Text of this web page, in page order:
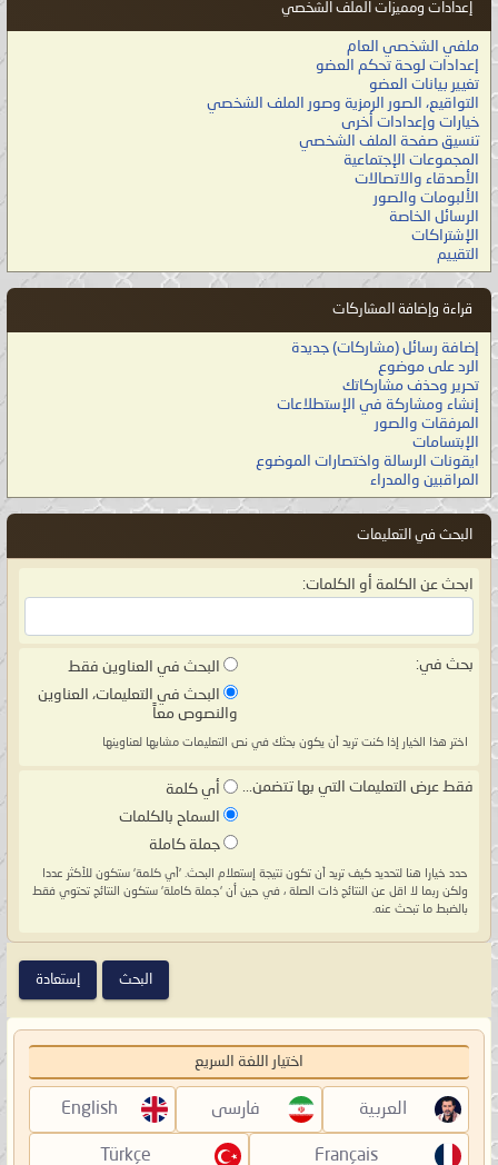
إعدادات ومميزات الملف الشخصي
ملفي الشخصي العام
إعدادات لوحة تحكم العضو
تغيير بيانات العضو
التواقيع، الصور الرمزية وصور الملف الشخصي
خيارات وإعدادات أخرى
تنسيق صفحة الملف الشخصي
المجموعات الإجتماعية
الأصدقاء والاتصالات
الألبومات والصور
الرسائل الخاصة
الإشتراكات
التقييم
قراءة وإضافة المشاركات
إضافة رسائل (مشاركات) جديدة
الرد على موضوع
تحرير وحذف مشاركاتك
إنشاء ومشاركة في الإستطلاعات
المرفقات والصور
الإبتسامات
ايقونات الرسالة واختصارات الموضوع
المراقبين والمدراء
البحث في التعليمات
ابحث عن الكلمة أو الكلمات:
بحث في:
البحث في العناوين فقط
البحث في التعليمات، العناوين
والنصوص معاً
اختر هذا الخيار إذا كنت تريد أن يكون بحثك في نص التعليمات مشابها لعناوينها
فقط عرض التعليمات التي بها تتضمن...
أي كلمة
السماح بالكلمات
جملة كاملة
حدد خيارا هنا لتحديد كيف تريد أن تكون نتيجة إستعلام البحث. 'أي كلمة' ستكون للأكثر عددا
ولكن ربما لا اقل عن النتائج ذات الصلة ، في حين أن 'جملة كاملة' ستكون النتائج تحتوي فقط
بالضبط ما تبحث عنه.
اختيار اللغة السريع
العربية فارسی English
Français
Türkçe